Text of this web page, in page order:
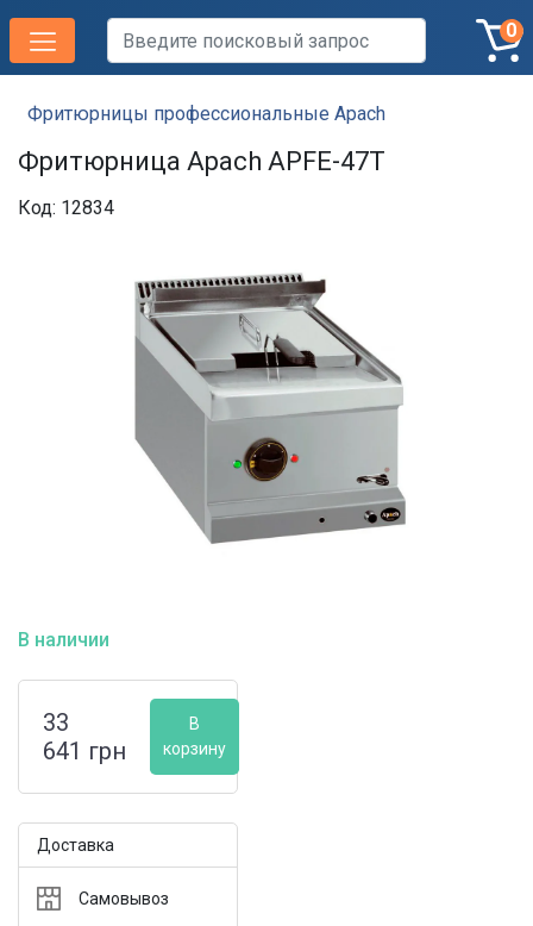
0
Фритюрницы профессиональные Apach
Фритюрница Apach APFE-47T
Код: 12834
В наличии
33
641 грн
В
корзину
Доставка
Самовывоз